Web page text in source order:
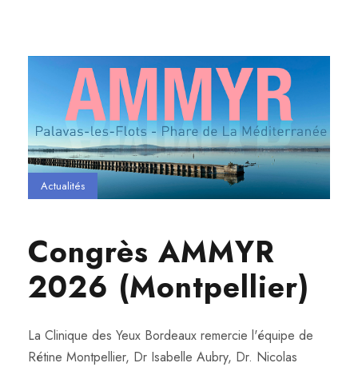
Actualités
Congrès AMMYR
2026 (Montpellier)
La Clinique des Yeux Bordeaux remercie l'équipe de
Rétine Montpellier, Dr Isabelle Aubry, Dr. Nicolas